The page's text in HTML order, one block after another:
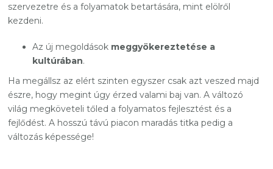
szervezetre és a folyamatok betartására, mint elölről
kezdeni.
Az új megoldások meggyökereztetése a
kultúrában.
Ha megállsz az elért szinten egyszer csak azt veszed majd
észre, hogy megint úgy érzed valami baj van. A változó
világ megköveteli tőled a folyamatos fejlesztést és a
fejlődést. A hosszú távú piacon maradás titka pedig a
változás képessége!